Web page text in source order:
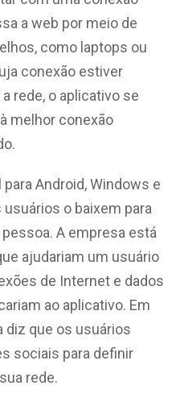
a web por meio de
como laptops ou
conexão estiver
rede, o aplicativo se
melhor conexão
Android, Windows e
o baixem para
A empresa está
ajudariam um usuário
de Internet e dados
ao aplicativo. Em
diz que os usuários
sociais para definir
rede.